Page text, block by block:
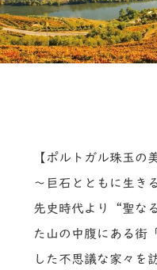
【ポルトガル珠玉の
～巨石とともに生き
先史時代より“聖な
た山の中腹にある街
した不思議な家々を